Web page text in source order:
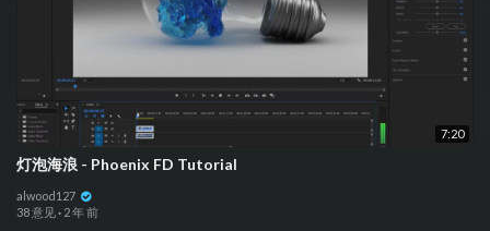
7:20
灯泡海浪 - Phoenix FD Tutorial
alwood127
38 意见· 2 年 前